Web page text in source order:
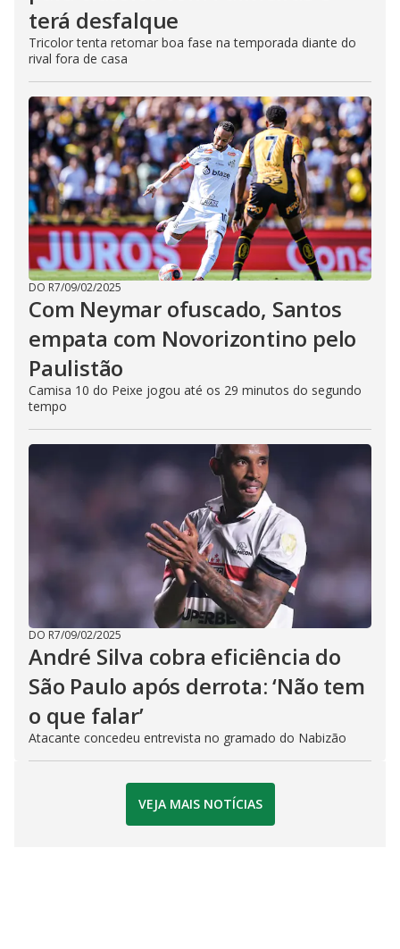
terá desfalque
Tricolor tenta retomar boa fase na temporada diante do
rival fora de casa
DO R7/09/02/2025
Com Neymar ofuscado, Santos
empata com Novorizontino pelo
Paulistão
Camisa 10 do Peixe jogou até os 29 minutos do segundo
tempo
DO R7/09/02/2025
André Silva cobra eficiência do
São Paulo após derrota: ‘Não tem
o que falar’
Atacante concedeu entrevista no gramado do Nabizão
VEJA MAIS NOTÍCIAS